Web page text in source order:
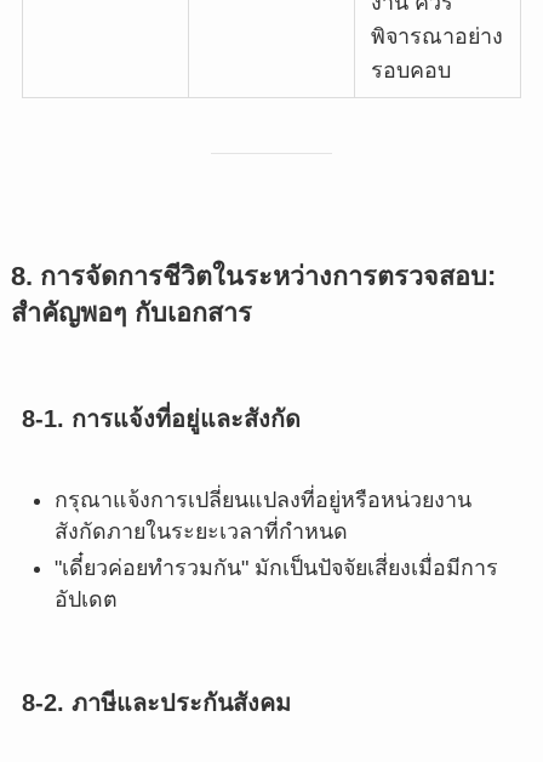
พิจารณาอย่าง
รอบคอบ
8. การจัดการชีวิตในระหว่างการตรวจสอบ:
สำคัญพอๆ กับเอกสาร
8-1. การแจ้งที่อยู่และสังกัด
กรุณาแจ้งการเปลี่ยนแปลงที่อยู่หรือหน่วยงาน
สังกัดภายในระยะเวลาที่กำหนด
"เดี๋ยวค่อยทำรวมกัน" มักเป็นปัจจัยเสี่ยงเมื่อมีการ
อัปเดต
8-2. ภาษีและประกันสังคม